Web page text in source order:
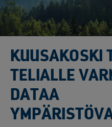
KUUSAKOSKI
TELIALLE
DATAA